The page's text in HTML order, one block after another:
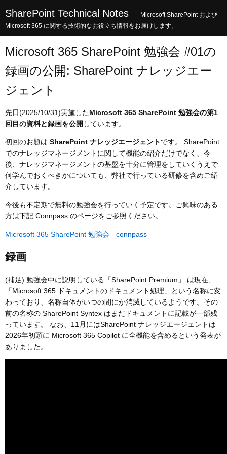
SharePoint Technical Notes
Microsoft SharePoint および
Microsoft 365 に関する技術的なお役立ち情報をお届けします。
Microsoft 365 SharePoint 勉強会 #01の
録画の公開: SharePoint ナレッジエー
ジェント
先日(2025/10/31)実施したMicrosoft 365 SharePoint 勉強会の第1
回目の資料と録画を公開 しています。
初回のお題は SharePoint ナレッジエージェントです。 SharePoint
でのナレッジマネージメントに関して機能の紹介だけでなく、今
後、ナレッジマネージメントの基盤を十分に管理をしていくうえで
何学んでおくべきかについても、弊社で行っている研修を含めご紹
介しています。
今後も不定期で無料の勉強会を行っていく予定です。ご興味のある
方は下記 Connpass のページをご参照ください。
Microsoft 365 SharePoint 勉強会 - connpass
録画
(補足) 勉強会中に説明している「SharePoint Premium」 は現在、
「Microsoft 365 ドキュメントのドキュメント処理」という名称に変
わっており、名称自体がいつの間にか消滅しているようです。その
前の名称の SharePoint Syntex はまだドキュメントに記載が一部残
っています。 なお、11月にはSharePoint ナレッジエージェントは
2026年初頭に Microsoft 365 Copilot に全機能を含めるという発表が
ありました。